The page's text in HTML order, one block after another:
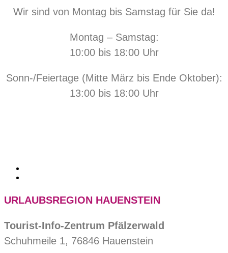
Wir sind von Montag bis Samstag für Sie da!
Montag – Samstag:
10:00 bis 18:00 Uhr
Sonn-/Feiertage (Mitte März bis Ende Oktober):
13:00 bis 18:00 Uhr
URLAUBSREGION HAUENSTEIN
Tourist-Info-Zentrum Pfälzerwald
Schuhmeile 1, 76846 Hauenstein